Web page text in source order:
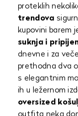
proteklih
trendova
kupovini barem
suknja i
dnevne i za
prethodna dva
s elegantnim
ih u ležernom
oversized